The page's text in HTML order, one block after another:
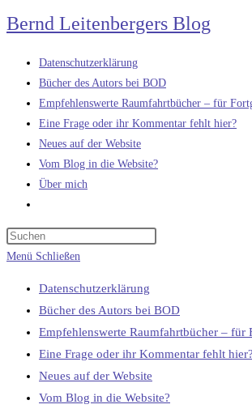
Zum
Inhalt
springen
Bernd Leitenbergers Blog
Datenschutzerklärung
Bücher des Autors bei BOD
Empfehlenswerte Raumfahrtbücher – für
Eine Frage oder ihr Kommentar fehlt hier?
Neues auf der Website
Vom Blog in die Website?
Über mich
umschalten
Menü Schließen
Datenschutzerklärung
Bücher des Autors bei BOD
Empfehlenswerte Raumfahrtbücher – für
Eine Frage oder ihr Kommentar fehlt hier?
Neues auf der Website
Vom Blog in die Website?